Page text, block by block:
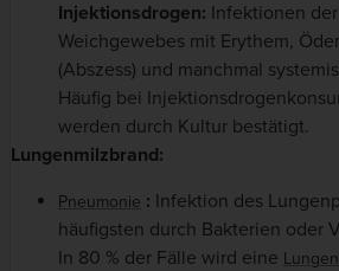
Injektionsdrogen: Infektionen
Weichgewebes mit Erythem,
(Abszess) und manchmal
Häufig bei
werden durch Kultur bestätigt.
Lungenmilzbrand:
Pneumonie : Infektion des
häufigsten durch Bakterien oder
In 80 % der Fälle wird eine